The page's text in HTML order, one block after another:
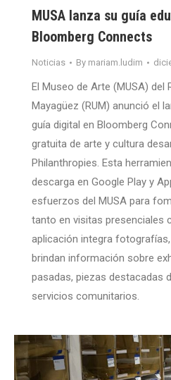
MUSA lanza su guía
Bloomberg Connects
Noticias By mariam.ludim
El Museo de Arte (MUSA) del
Mayagüez (RUM) anunció el
guía digital en Bloomberg
gratuita de arte y cultura
Philanthropies. Esta
descarga en Google Play y
esfuerzos del MUSA para
tanto en visitas presenciales
aplicación integra
brindan información sobre
pasadas, piezas destacadas
servicios comunitarios.